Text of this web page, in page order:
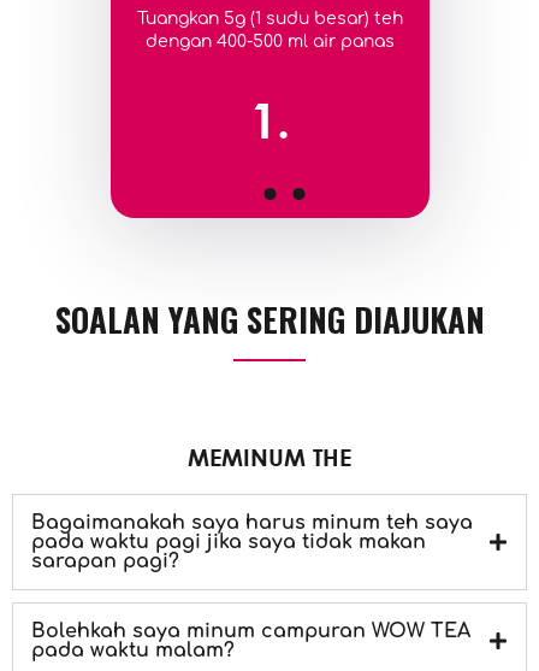
Tuangkan 5g (1 sudu besar) teh
dengan 400-500 ml air panas
1.
SOALAN YANG SERING DIAJUKAN
MEMINUM THE
Bagaimanakah saya harus minum teh saya
pada waktu pagi jika saya tidak makan
sarapan pagi?
Bolehkah saya minum campuran WOW TEA
pada waktu malam?